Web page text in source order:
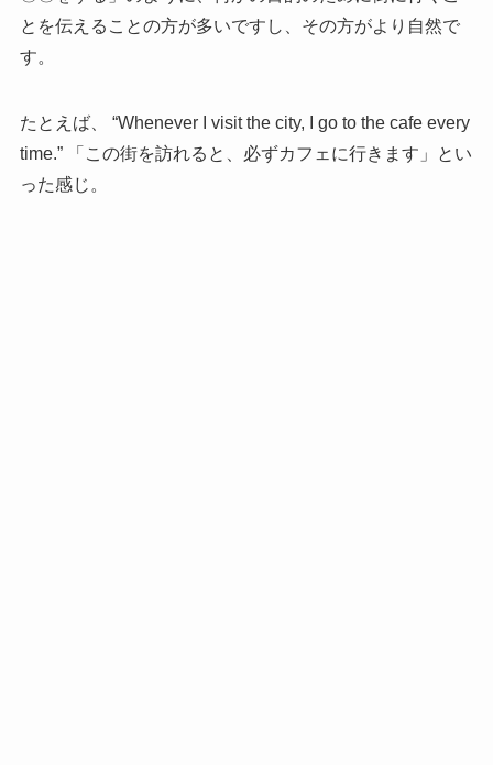
とを伝えることの方が多いですし、その方がより自然で
す。
たとえば、 “Whenever I visit the city, I go to the cafe every
time.” 「この街を訪れると、必ずカフェに行きます」とい
った感じ。